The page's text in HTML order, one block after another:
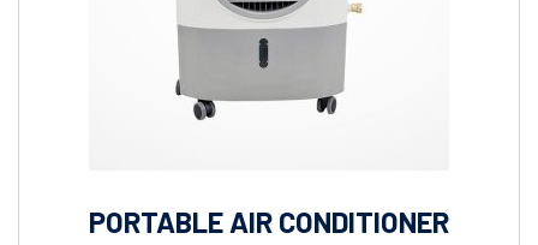
PORTABLE AIR CONDITIONER